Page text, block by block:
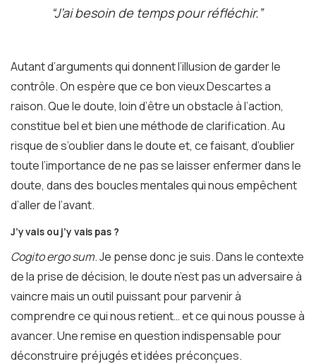
“J’ai besoin de temps pour réfléchir.”
Autant d’arguments qui donnent l’illusion de garder le
contrôle. On espère que ce bon vieux Descartes a
raison. Que le doute, loin d’être un obstacle à l’action,
constitue bel et bien une méthode de clarification. Au
risque de s’oublier dans le doute et, ce faisant, d’oublier
toute l’importance de ne pas se laisser enfermer dans le
doute, dans des boucles mentales qui nous empêchent
d’aller de l’avant.
J’y vais ou j’y vais pas ?
Cogito ergo sum. Je pense donc je suis. Dans le contexte
de la prise de décision, le doute n’est pas un adversaire à
vaincre mais un outil puissant pour parvenir à
comprendre ce qui nous retient… et ce qui nous pousse à
avancer. Une remise en question indispensable pour
déconstruire préjugés et idées préconçues.